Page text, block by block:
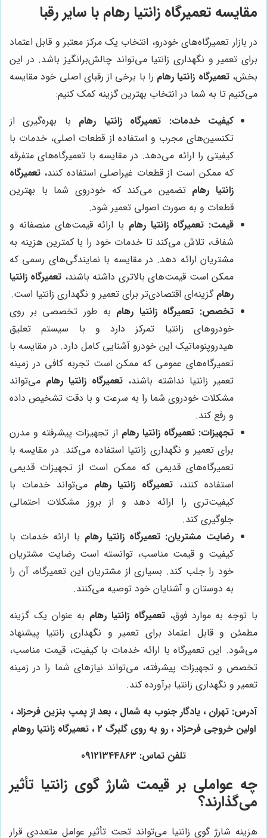
مقایسه تعمیرگاه زانتیا رهام با سایر رقبا
در بازار تعمیرگاه‌های خودرو، انتخاب یک مرکز معتبر و قابل اعتماد
برای تعمیر و نگهداری زانتیا می‌تواند چالش‌برانگیز باشد. در این
بخش،تعمیرگاه زانتیا رهام را با برخی از رقبای اصلی خود مقایسه
می‌کنیم تا به شما در انتخاب بهترین گزینه کمک کنیم:
کیفیت خدمات: تعمیرگاه زانتیا رهام با بهره‌گیری از
تکنسین‌های مجرب و استفاده از قطعات اصلی، خدمات با
کیفیتی را ارائه می‌دهد. در مقایسه با تعمیرگاه‌های متفرقه
که ممکن است از قطعات غیراصلی استفاده کنند، تعمیرگاه
زانتیا رهام تضمین می‌کند که خودروی شما با بهترین
قطعات و به صورت اصولی تعمیر شود.
قیمت: تعمیرگاه زانتیا رهام با ارائه قیمت‌های منصفانه و
شفاف، تلاش می‌کند تا خدمات خود را با کمترین هزینه به
مشتریان ارائه دهد. در مقایسه با نمایندگی‌های رسمی که
ممکن است قیمت‌های بالاتری داشته باشند، تعمیرگاه زانتیا
رهام گزینه‌ای اقتصادی‌تر برای تعمیر و نگهداری زانتیا است.
تخصص: تعمیرگاه زانتیا رهام به طور تخصصی بر روی
خودروهای زانتیا تمرکز دارد و با سیستم تعلیق
هیدروپنوماتیک این خودرو آشنایی کامل دارد. در مقایسه با
تعمیرگاه‌های عمومی که ممکن است تجربه کافی در زمینه
تعمیر زانتیا نداشته باشند، تعمیرگاه زانتیا رهام می‌تواند
مشکلات خودروی شما را به سرعت و با دقت تشخیص داده
و رفع کند.
تجهیزات: تعمیرگاه زانتیا رهام از تجهیزات پیشرفته و مدرن
برای تعمیر و نگهداری زانتیا استفاده می‌کند. در مقایسه با
تعمیرگاه‌های قدیمی که ممکن است از تجهیزات قدیمی
استفاده کنند، تعمیرگاه زانتیا رهام می‌تواند خدمات با
کیفیت‌تری را ارائه دهد و از بروز مشکلات احتمالی
جلوگیری کند.
رضایت مشتریان: تعمیرگاه زانتیا رهام با ارائه خدمات با
کیفیت و قیمت مناسب، توانسته است رضایت مشتریان
خود را جلب کند. بسیاری از مشتریان این تعمیرگاه، آن را
به دوستان و آشنایان خود توصیه می‌کنند.
با توجه به موارد فوق،تعمیرگاه زانتیا رهام به عنوان یک گزینه
مطمئن و قابل اعتماد برای تعمیر و نگهداری زانتیا پیشنهاد
می‌شود. این تعمیرگاه با ارائه خدمات با کیفیت، قیمت مناسب،
تخصص و تجهیزات پیشرفته، می‌تواند نیازهای شما را در زمینه
تعمیر و نگهداری زانتیا برآورده کند.
آدرس: تهران ، یادگار جنوب به شمال ، بعد از پمپ بنزین فرحزاد ،
اولین خروجی فرحزاد ، رو به روی گلبرگ 2 ، تعمیرگاه زانتیا روهام
تلفن تماس: 09121344863
چه عواملی بر قیمت شارژ گوی زانتیا تأثیر
می‌گذارند؟
هزینه شارژ گوی زانتیا می‌تواند تحت تأثیر عوامل متعددی قرار